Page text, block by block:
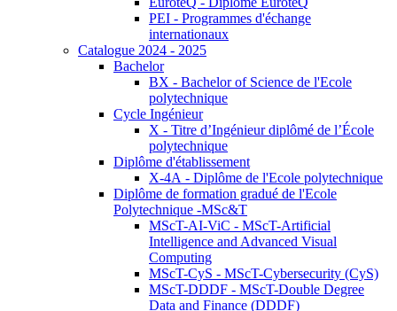
PEI - Programmes d'échange
internationaux
Catalogue 2024 - 2025
Bachelor
BX - Bachelor of Science de l'Ecole
polytechnique
Cycle Ingénieur
X - Titre d’Ingénieur diplômé de l’École
polytechnique
Diplôme d'établissement
X-4A - Diplôme de l'Ecole polytechnique
Diplôme de formation gradué de l'Ecole
Polytechnique -MSc&T
MScT-AI-ViC - MScT-Artificial
Intelligence and Advanced Visual
Computing
MScT-CyS - MScT-Cybersecurity (CyS)
MScT-DDDF - MScT-Double Degree
Data and Finance (DDDF)